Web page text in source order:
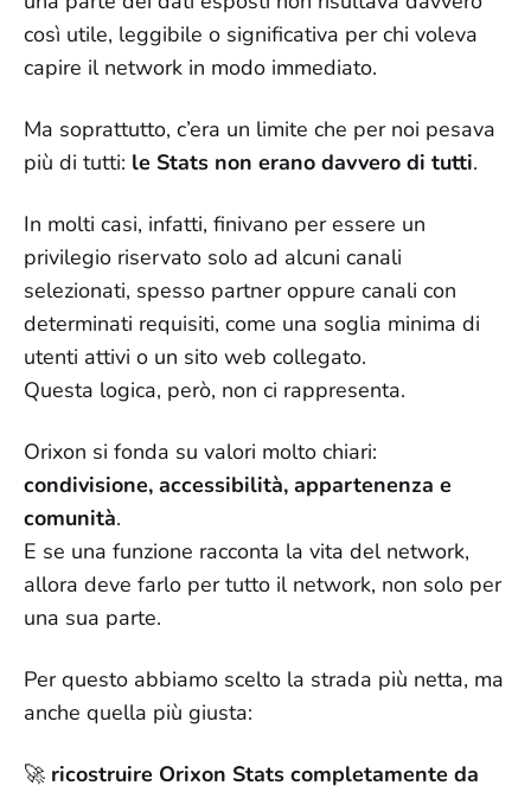
così utile, leggibile o significativa per chi voleva
capire il network in modo immediato.
Ma soprattutto, c’era un limite che per noi pesava
più di tutti: le Stats non erano davvero di tutti.
In molti casi, infatti, finivano per essere un
privilegio riservato solo ad alcuni canali
selezionati, spesso partner oppure canali con
determinati requisiti, come una soglia minima di
utenti attivi o un sito web collegato.
Questa logica, però, non ci rappresenta.
Orixon si fonda su valori molto chiari:
condivisione, accessibilità, appartenenza e
comunità.
E se una funzione racconta la vita del network,
allora deve farlo per tutto il network, non solo per
una sua parte.
Per questo abbiamo scelto la strada più netta, ma
anche quella più giusta:
🚀 ricostruire Orixon Stats completamente da